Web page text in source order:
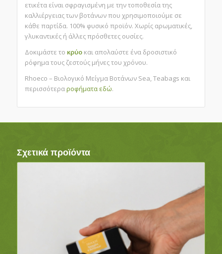
ετικέτα είναι σφραγισμένη με την τοποθεσία της
καλλιέργειας των βοτάνων που χρησιμοποιούμε σε
κάθε παρτίδα. 100% φυσικό προϊόν. Χωρίς αρωματικές,
γλυκαντικές ή άλλες πρόσθετες ουσίες.
Δοκιμάστε το κρύο και απολαύστε ένα δροσιστικό
ρόφημα τους ζεστούς μήνες του χρόνου.
Rhoeco – Βιολογικό Μείγμα Βοτάνων Sea, Teabags και
περισσότεραροφήματα εδώ.
Σχετικά προϊόντα